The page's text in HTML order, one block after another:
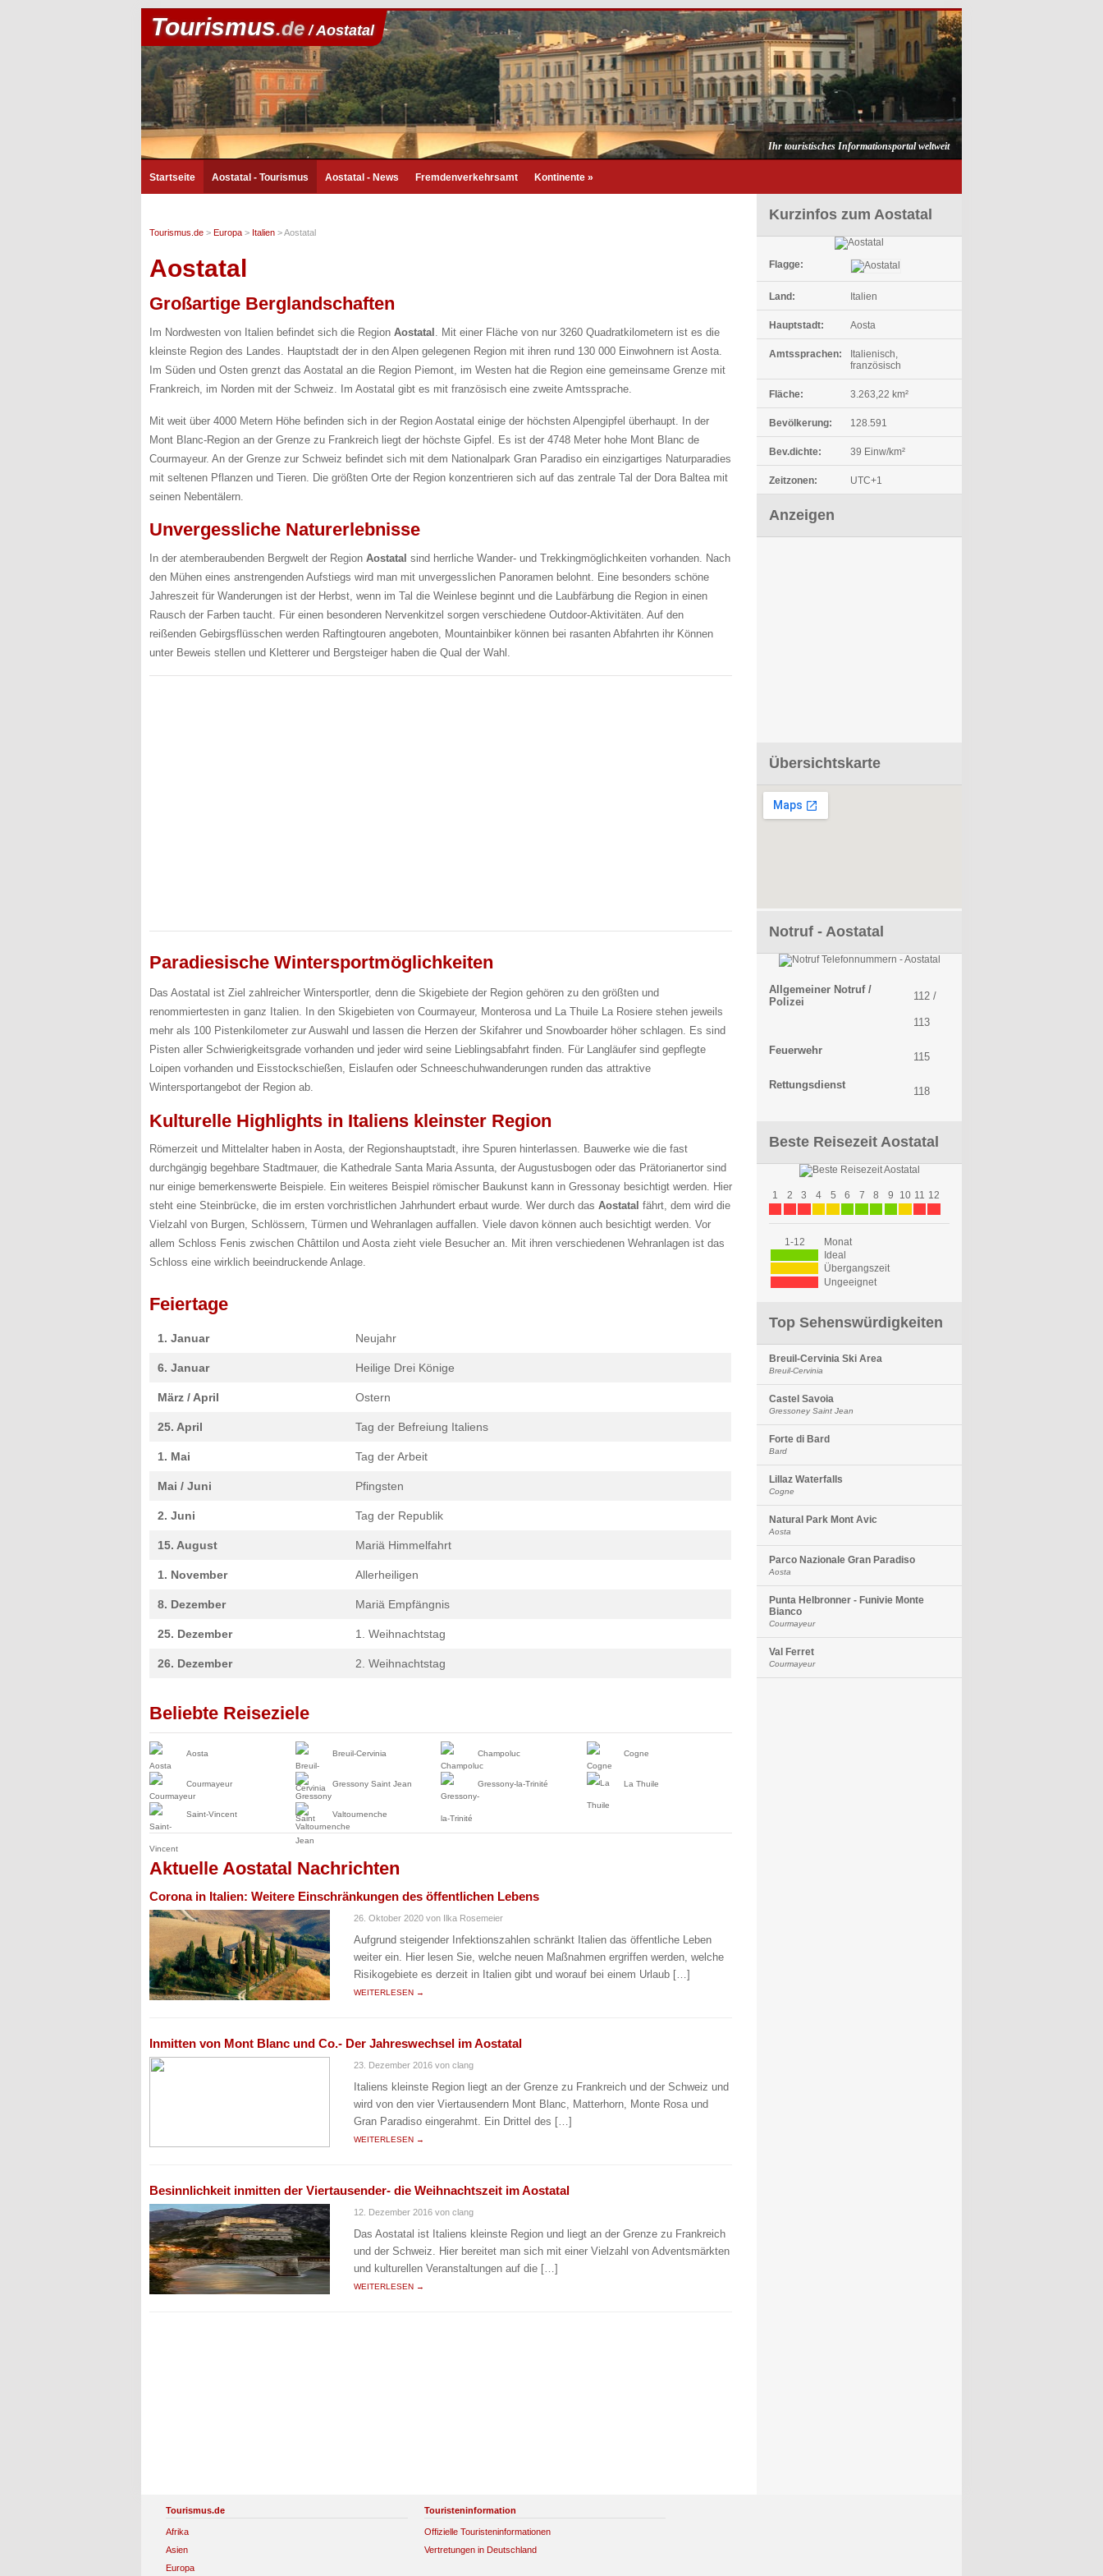
Tourismus.de/ Aostatal
Ihr touristisches Informationsportal weltweit
Startseite Aostatal - Tourismus Aostatal - News Fremdenverkehrsamt Kontinente »
Tourismus.de > Europa > Italien >Aostatal
Aostatal
Großartige Berglandschaften
Im Nordwesten von Italien befindet sich die Region Aostatal
. Mit einer Fläche von nur 3260 Quadratkilometern ist es die
kleinste Region des Landes. Hauptstadt der in den Alpen gelegenen Region mit ihren rund 130 000 Einwohnern ist Aosta.
Im Süden und Osten grenzt das Aostatal an die Region Piemont, im Westen hat die Region eine gemeinsame Grenze mit
Frankreich, im Norden mit der Schweiz. Im Aostatal gibt es mit französisch eine zweite Amtssprache.
Mit weit über 4000 Metern Höhe befinden sich in der Region Aostatal einige der höchsten Alpengipfel überhaupt. In der
Mont Blanc-Region an der Grenze zu Frankreich liegt der höchste Gipfel. Es ist der 4748 Meter hohe Mont Blanc de
Courmayeur. An der Grenze zur Schweiz befindet sich mit dem Nationalpark Gran Paradiso ein einzigartiges Naturparadies
mit seltenen Pflanzen und Tieren. Die größten Orte der Region konzentrieren sich auf das zentrale Tal der Dora Baltea mit
seinen Nebentälern.
Unvergessliche Naturerlebnisse
In der atemberaubenden Bergwelt der Region Aostatal sind herrliche Wander- und Trekkingmöglichkeiten vorhanden. Nach
den Mühen eines anstrengenden Aufstiegs wird man mit unvergesslichen Panoramen belohnt. Eine besonders schöne
Jahreszeit für Wanderungen ist der Herbst, wenn im Tal die Weinlese beginnt und die Laubfärbung die Region in einen
Rausch der Farben taucht. Für einen besonderen Nervenkitzel sorgen verschiedene Outdoor-Aktivitäten. Auf den
reißenden Gebirgsflüsschen werden Raftingtouren angeboten, Mountainbiker können bei rasanten Abfahrten ihr Können
unter Beweis stellen und Kletterer und Bergsteiger haben die Qual der Wahl.
Paradiesische Wintersportmöglichkeiten
Das Aostatal ist Ziel zahlreicher Wintersportler, denn die Skigebiete der Region gehören zu den größten und
renommiertesten in ganz Italien. In den Skigebieten von Courmayeur, Monterosa und La Thuile La Rosiere stehen jeweils
mehr als 100 Pistenkilometer zur Auswahl und lassen die Herzen der Skifahrer und Snowboarder höher schlagen. Es sind
Pisten aller Schwierigkeitsgrade vorhanden und jeder wird seine Lieblingsabfahrt finden. Für Langläufer sind gepflegte
Loipen vorhanden und Eisstockschießen, Eislaufen oder Schneeschuhwanderungen runden das attraktive
Wintersportangebot der Region ab.
Kulturelle Highlights in Italiens kleinster Region
Römerzeit und Mittelalter haben in Aosta, der Regionshauptstadt, ihre Spuren hinterlassen. Bauwerke wie die fast
durchgängig begehbare Stadtmauer, die Kathedrale Santa Maria Assunta, der Augustusbogen oder das Prätorianertor sind
nur einige bemerkenswerte Beispiele. Ein weiteres Beispiel römischer Baukunst kann in Gressonay besichtigt werden. Hier
steht eine Steinbrücke, die im ersten vorchristlichen Jahrhundert erbaut wurde. Wer durch das Aostatal fährt, dem wird die
Vielzahl von Burgen, Schlössern, Türmen und Wehranlagen auffallen. Viele davon können auch besichtigt werden. Vor
allem Schloss Fenis zwischen Châttilon und Aosta zieht viele Besucher an. Mit ihren verschiedenen Wehranlagen ist das
Schloss eine wirklich beeindruckende Anlage.
Feiertage
1. Januar Neujahr
6. Januar Heilige Drei Könige
März / April Ostern
25. April Tag der Befreiung Italiens
1. Mai Tag der Arbeit
Mai / Juni Pfingsten
2. Juni Tag der Republik
15. August Mariä Himmelfahrt
1. November Allerheiligen
8. Dezember Mariä Empfängnis
25. Dezember 1. Weihnachtstag
26. Dezember 2. Weihnachtstag
Beliebte Reiseziele
Aosta Breuil-Cervinia Champoluc Cogne
Courmayeur Gressony Saint Jean Gressony-la-Trinité La Thuile
Saint-Vincent Valtournenche
Aktuelle Aostatal Nachrichten
Corona in Italien: Weitere Einschränkungen des öffentlichen Lebens
26. Oktober 2020 von Ilka Rosemeier
Aufgrund steigender Infektionszahlen schränkt Italien das öffentliche Leben
weiter ein. Hier lesen Sie, welche neuen Maßnahmen ergriffen werden, welche
Risikogebiete es derzeit in Italien gibt und worauf bei einem Urlaub […]
WEITERLESEN →
Inmitten von Mont Blanc und Co.- Der Jahreswechsel im Aostatal
23. Dezember 2016 von clang
Italiens kleinste Region liegt an der Grenze zu Frankreich und der Schweiz und
wird von den vier Viertausendern Mont Blanc, Matterhorn, Monte Rosa und
Gran Paradiso eingerahmt. Ein Drittel des […]
WEITERLESEN →
Besinnlichkeit inmitten der Viertausender- die Weihnachtszeit im Aostatal
12. Dezember 2016 von clang
Das Aostatal ist Italiens kleinste Region und liegt an der Grenze zu Frankreich
und der Schweiz. Hier bereitet man sich mit einer Vielzahl von Adventsmärkten
und kulturellen Veranstaltungen auf die […]
WEITERLESEN →
Kurzinfos zum Aostatal
Flagge:
Land: Italien
Hauptstadt: Aosta
Amtssprachen:
Italienisch,
französisch
Fläche: 3.263,22 km²
Bevölkerung: 128.591
Bev.dichte: 39 Einw/km²
Zeitzonen: UTC+1
Anzeigen
Übersichtskarte
Notruf - Aostatal
Allgemeiner Notruf /
Polizei
112 /
113
Feuerwehr
115
Rettungsdienst
118
Beste Reisezeit Aostatal
1 2 3 4 5 6 7 8 9 10 11 12
1-12
Monat
Ideal
Übergangszeit
Ungeeignet
Top Sehenswürdigkeiten
Breuil-Cervinia Ski Area
Breuil-Cervinia
Castel Savoia
Gressoney Saint Jean
Forte di Bard
Bard
Lillaz Waterfalls
Cogne
Natural Park Mont Avic
Aosta
Parco Nazionale Gran Paradiso
Aosta
Punta Helbronner - Funivie Monte
Bianco
Courmayeur
Val Ferret
Courmayeur
Tourismus.de
Afrika
Asien
Europa
Touristeninformation
Offizielle Touristeninformationen
Vertretungen in Deutschland